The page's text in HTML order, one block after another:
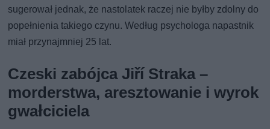
sugerował jednak, że nastolatek raczej nie byłby zdolny do
popełnienia takiego czynu. Według psychologa napastnik
miał przynajmniej 25 lat.
Czeski zabójca Jiří Straka –
morderstwa, aresztowanie i wyrok
gwałciciela